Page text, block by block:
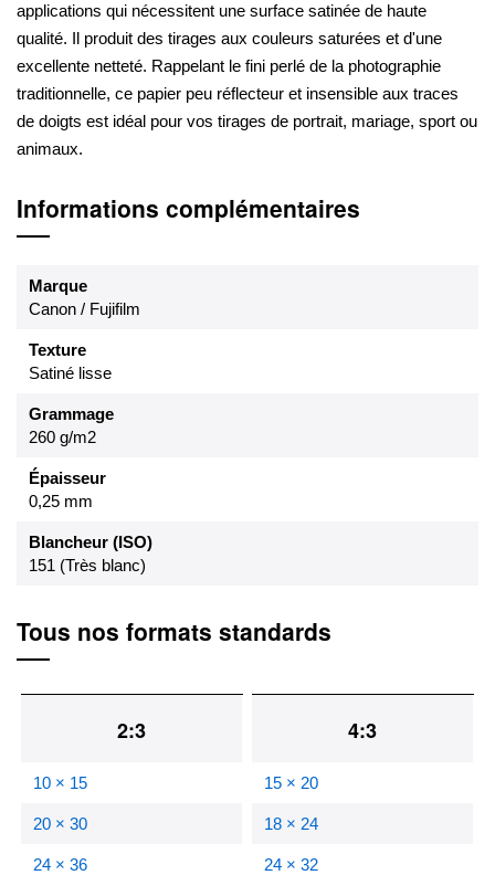
applications qui nécessitent une surface satinée de haute
qualité. Il produit des tirages aux couleurs saturées et d'une
excellente netteté. Rappelant le fini perlé de la photographie
traditionnelle, ce papier peu réflecteur et insensible aux traces
de doigts est idéal pour vos tirages de portrait, mariage, sport ou
animaux.
Informations complémentaires
Marque
Canon / Fujifilm
Texture
Satiné lisse
Grammage
260 g/m2
Épaisseur
0,25 mm
Blancheur (ISO)
151 (Très blanc)
Tous nos formats standards
2:3
10 × 15
20 × 30
24 × 36
4:3
15 × 20
18 × 24
24 × 32